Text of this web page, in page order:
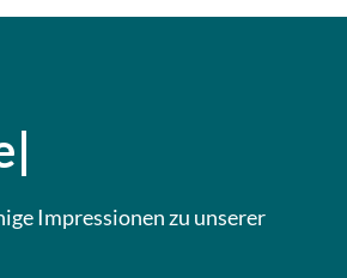
Impressionen zu unserer